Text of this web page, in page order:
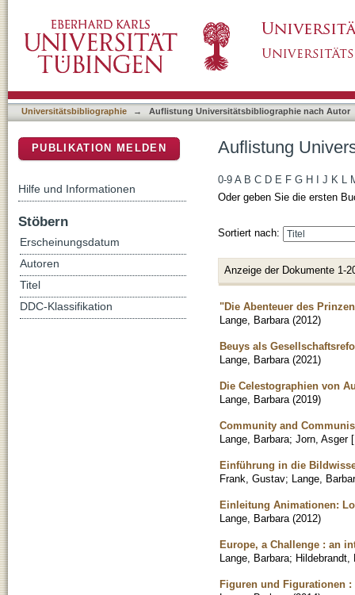
Universitätsbibliographie → Auflistung Universitätsbibliographie nach Autor
Auflistung
0-9 A B C D E F G H J K L
Oder geben Sie die ersten
Sortiert nach:
Anzeige der Dokumente 1-
"Die Abenteuer des
Lange, Barbara (2012)
Beuys als
Lange, Barbara (2021)
Die Celestographien von
Lange, Barbara (2019)
Community and
Lange, Barbara; Jorn, Asger
Einführung in die
Frank, Gustav; Lange,
Einleitung Animationen:
Lange, Barbara (2012)
Europe, a Challenge : an
Lange, Barbara; Hildebrandt,
Figuren und Figurationen
PUBLIKATION MELDEN
Hilfe und Informationen
Stöbern
Erscheinungsdatum
Autoren
Titel
DDC-Klassifikation